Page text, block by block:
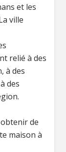
et les
ville
relié à des
à des
des
de
maison à